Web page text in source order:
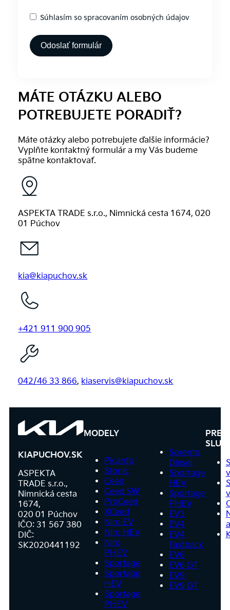
Súhlasím so spracovaním osobných údajov
Odoslať formulár
MÁTE OTÁZKU ALEBO
POTREBUJETE PORADIŤ?
Máte otázky alebo potrebujete ďalšie informácie?
Vyplňte kontaktný formulár a my Vás budeme
spätne kontaktovať.
ASPEKTA TRADE s.r.o., Nimnická cesta 1674, 020
01 Púchov
kia@kiapuchov.sk
+421 911 900 905
042/46 33 866, kiaservis@kiapuchov.sk
KIAPUCHOV.SK
ASPEKTA
TRADE s.r.o.,
Nimnická cesta
1674,
020 01 Púchov
IČO: 31 567 380
DIČ:
SK2020441192
MODELY
Picanto
Stonic
Ceed
Ceed SW
ProCeed
XCeed
Niro EV
Niro HEV
Niro
PHEV
Sportage
Sportage
HEV
Sportage
PHEV
Sorento
Diesel
Sportage
HEV
Sportage
PHEV
EV3
EV4
EV4
Fastback
EV6
EV6 GT
EV9
EV9 GT